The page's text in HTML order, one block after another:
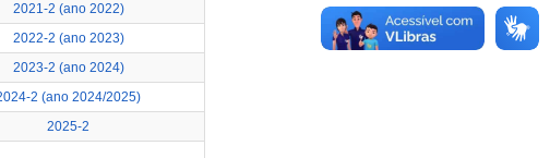
2021-2 (ano 2022)
2022-2 (ano 2023)
2023-2 (ano 2024)
2 (ano 2024/2025)
2025-2